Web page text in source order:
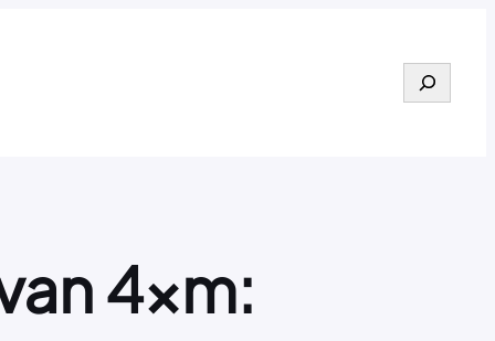
Search
4xm: